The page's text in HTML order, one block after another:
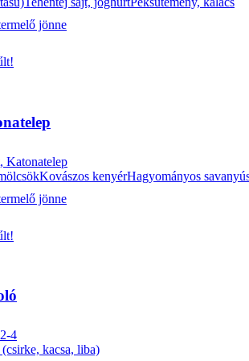
jönne
Katonatelep
Kovászos kenyérHagyományos
jönne
4
kacsa, liba)